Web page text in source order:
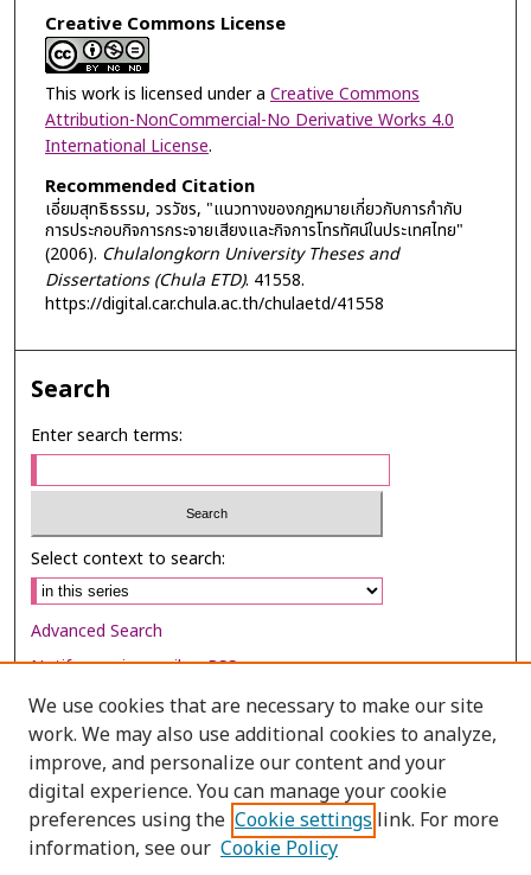
Creative Commons License
This work is licensed under a Creative Commons
Attribution-NonCommercial-No Derivative Works 4.0
International License.
Recommended Citation
เอี่ยมสุทธิธรรม, วรวัชร, "แนวทางของกฎหมายเกี่ยวกับการกำกับ
การประกอบกิจการกระจายเสียงและกิจการโทรทัศน์ในประเทศไทย"
(2006). Chulalongkorn University Theses and
Dissertations (Chula ETD). 41558.
https://digital.car.chula.ac.th/chulaetd/41558
Search
Enter search terms:
Select context to search:
Advanced Search
Notify me via email orRSS
Browse
Collections
Disciplines
Authors
We use cookies that are necessary to make our site
work. We may also use additional cookies to analyze,
improve, and personalize our content and your
digital experience. You can manage your cookie
preferences using the Cookie settings link. For more
information, see our Cookie Policy